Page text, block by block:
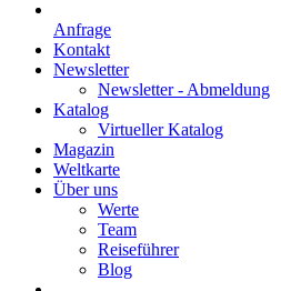
Anfrage
Kontakt
Newsletter
Newsletter - Abmeldung
Katalog
Virtueller Katalog
Magazin
Weltkarte
Über uns
Werte
Team
Reiseführer
Blog